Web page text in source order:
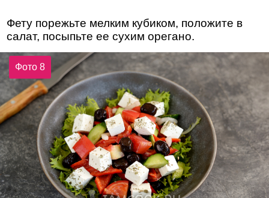
Фету порежьте мелким кубиком, положите в
салат, посыпьте ее сухим орегано.
Фото 8